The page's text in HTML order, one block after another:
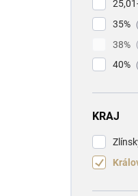
35%
38%
40%
KRAJ